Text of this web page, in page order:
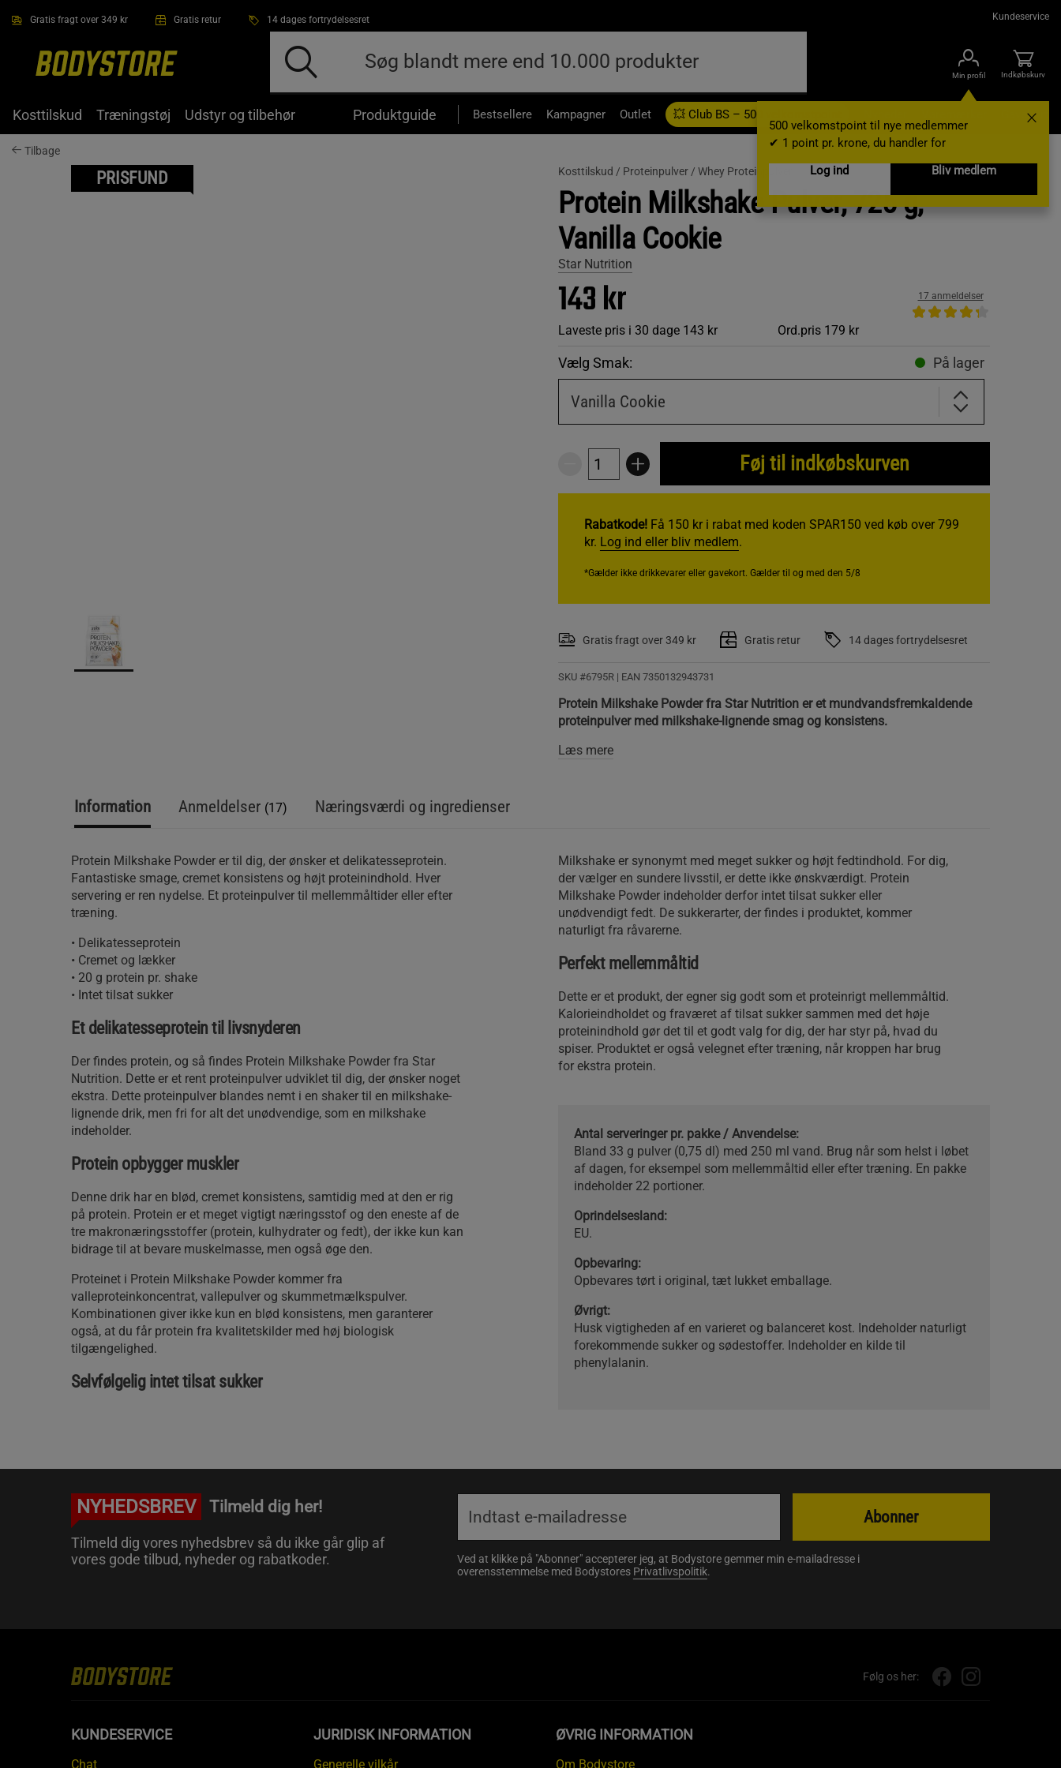
Gratis fragt over 349 kr Gratis retur 14 dages fortrydelsesret Kundeservice
Min profil
500 velkomstpoint til nye medlemmer
✔ 1 point pr. krone, du handler for
Log ind
Bliv medlem
Indkøbskurv
Kosttilskud Træningstøj Udstyr og tilbehør Produktguide Bestsellere Kampagner Outlet 💥 Club BS – 500 velkomstpoint Gavekort
Tilbage
PRISFUND Kosttilskud / Proteinpulver / Whey Proteinpulver
Protein Milkshake Pulver, 725 g,
Vanilla Cookie
Star Nutrition
143 kr
Laveste pris i 30 dage 143 kr Ord.pris 179 kr
17 anmeldelser
Vælg Smak: På lager
Vanilla Cookie
Føj til indkøbskurven
Rabatkode!Få 150 kr i rabat med koden SPAR150 ved køb over 799
kr. Log ind eller bliv medlem.
*Gælder ikke drikkevarer eller gavekort. Gælder til og med den 5/8
Gratis fragt over 349 kr Gratis retur 14 dages fortrydelsesret
SKU #6795R | EAN 7350132943731
Protein Milkshake Powder fra Star Nutrition er et mundvandsfremkaldende
proteinpulver med milkshake-lignende smag og konsistens.
Læs mere
Information Anmeldelser (17) Næringsværdi og ingredienser
Protein Milkshake Powder er til dig, der ønsker et delikatesseprotein.
Fantastiske smage, cremet konsistens og højt proteinindhold. Hver
servering er ren nydelse. Et proteinpulver til mellemmåltider eller efter
træning.
• Delikatesseprotein
• Cremet og lækker
• 20 g protein pr. shake
• Intet tilsat sukker
Et delikatesseprotein til livsnyderen
Der findes protein, og så findes Protein Milkshake Powder fra Star
Nutrition. Dette er et rent proteinpulver udviklet til dig, der ønsker noget
ekstra. Dette proteinpulver blandes nemt i en shaker til en milkshake-
lignende drik, men fri for alt det unødvendige, som en milkshake
indeholder.
Protein opbygger muskler
Denne drik har en blød, cremet konsistens, samtidig med at den er rig
på protein. Protein er et meget vigtigt næringsstof og den eneste af de
tre makronæringsstoffer (protein, kulhydrater og fedt), der ikke kun kan
bidrage til at bevare muskelmasse, men også øge den.
Proteinet i Protein Milkshake Powder kommer fra
valleproteinkoncentrat, vallepulver og skummetmælkspulver.
Kombinationen giver ikke kun en blød konsistens, men garanterer
også, at du får protein fra kvalitetskilder med høj biologisk
tilgængelighed.
Selvfølgelig intet tilsat sukker
Milkshake er synonymt med meget sukker og højt fedtindhold. For dig,
der vælger en sundere livsstil, er dette ikke ønskværdigt. Protein
Milkshake Powder indeholder derfor intet tilsat sukker eller
unødvendigt fedt. De sukkerarter, der findes i produktet, kommer
naturligt fra råvarerne.
Perfekt mellemmåltid
Dette er et produkt, der egner sig godt som et proteinrigt mellemmåltid.
Kalorieindholdet og fraværet af tilsat sukker sammen med det høje
proteinindhold gør det til et godt valg for dig, der har styr på, hvad du
spiser. Produktet er også velegnet efter træning, når kroppen har brug
for ekstra protein.
Antal serveringer pr. pakke / Anvendelse:
Bland 33 g pulver (0,75 dl) med 250 ml vand. Brug når som helst i løbet
af dagen, for eksempel som mellemmåltid eller efter træning. En pakke
indeholder 22 portioner.
Oprindelsesland:
EU.
Opbevaring:
Opbevares tørt i original, tæt lukket emballage.
Øvrigt:
Husk vigtigheden af en varieret og balanceret kost. Indeholder naturligt
forekommende sukker og sødestoffer. Indeholder en kilde til
phenylalanin.
NYHEDSBREV Tilmeld dig her!
Tilmeld dig vores nyhedsbrev så du ikke går glip af
vores gode tilbud, nyheder og rabatkoder.
Ved at klikke på "Abonner" accepterer jeg, at Bodystore gemmer min e-mailadresse i
overensstemmelse med Bodystores Privatlivspolitik.
Abonner
Følg os her:
KUNDESERVICE
Chat
JURIDISK INFORMATION
Generelle vilkår
ØVRIG INFORMATION
Om Bodystore